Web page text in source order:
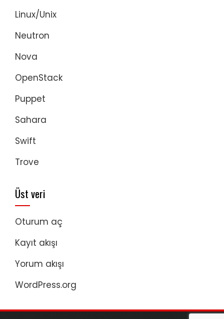
Linux/Unix
Neutron
Nova
OpenStack
Puppet
Sahara
Swift
Trove
Üst veri
Oturum aç
Kayıt akışı
Yorum akışı
WordPress.org